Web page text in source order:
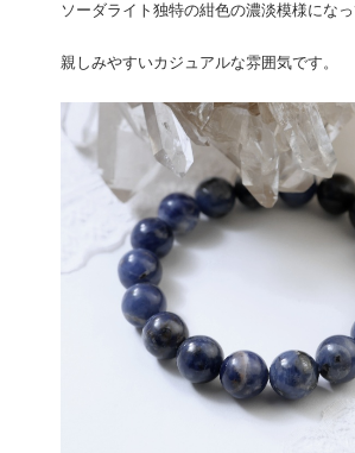
ソーダライト独特の紺色の濃淡模様になっ
親しみやすいカジュアルな雰囲気です。